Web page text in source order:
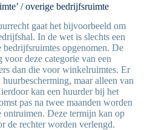
/ overige bedrijfsruimte
gaat het bijvoorbeeld om
In de wet is slechts een
opgenomen. De
voor deze categorie van een
dan die voor winkelruimtes. Er
maar alleen van
kan een huurder bij het
pas na twee maanden worden
ontruimen. Deze termijn kan op
de rechter worden verlengd.